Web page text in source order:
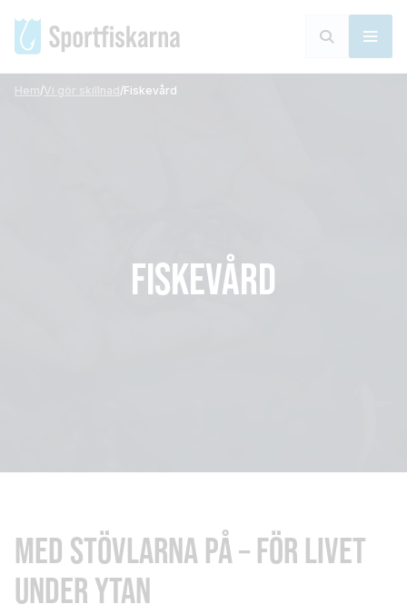
Hem/Vi gör skillnad/Fiskevård
FISKEVÅRD
MED STÖVLARNA PÅ – FÖR LIVET
UNDER YTAN